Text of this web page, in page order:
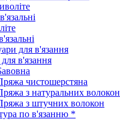
для в'язання
в'язання
чистошерстяна
з натуральних волокон
з штучних волокон
по в'язанню *